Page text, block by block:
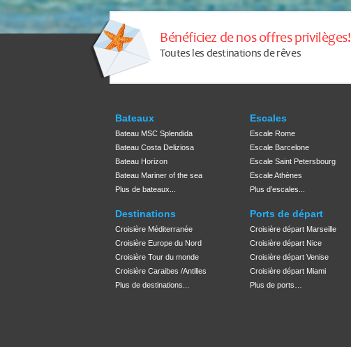
Bénéficiez de nos offres privilèges!
Toutes les destinations de rêves
Bateaux
Bateau MSC Splendida
Bateau Costa Deliziosa
Bateau Horizon
Bateau Mariner of the sea
Plus de bateaux...
Escales
Escale Rome
Escale Barcelone
Escale Saint Petersbourg
Escale Athènes
Plus d’escales...
Destinations
Croisière Méditerranée
Croisière Europe du Nord
Croisière Tour du monde
Croisière Caraibes /Antilles
Plus de destinations...
Ports de départ
Croisière départ Marseille
Croisière départ Nice
Croisière départ Venise
Croisière départ Miami
Plus de ports…